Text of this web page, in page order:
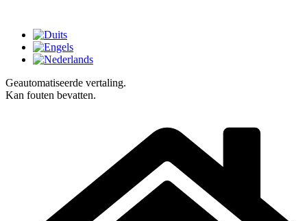
Geautomatiseerde vertaling.
Kan fouten bevatten.